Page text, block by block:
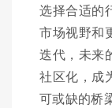
选择合适的
市场视野和
迭代，未来
社区化，成
可或缺的桥